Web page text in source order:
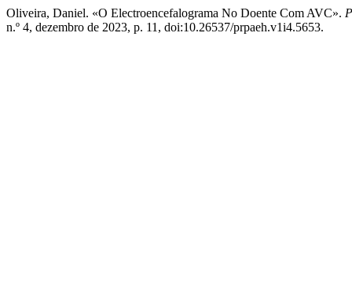
Oliveira, Daniel. «O Electroencefalograma No Doente Com AVC».
n.º 4, dezembro de 2023, p. 11, doi:10.26537/prpaeh.v1i4.5653.